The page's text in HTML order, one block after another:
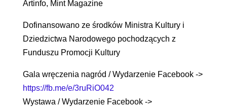
Artinfo, Mint Magazine
Dofinansowano ze środków Ministra Kultury i
Dziedzictwa Narodowego pochodzących z
Funduszu Promocji Kultury
Gala wręczenia nagród / Wydarzenie Facebook ->
https://fb.me/e/3ruRiO042
Wystawa / Wydarzenie Facebook ->